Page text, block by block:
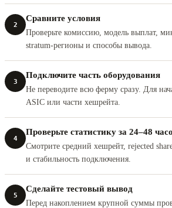
2
Сравните условия
Проверьте комиссию, модель выплат,
stratum-регионы и способы вывода.
3
Подключите часть оборудования
Не переводите всю ферму сразу. Для
ASIC или части хешрейта.
4
Проверьте статистику за 24–48
Смотрите средний хешрейт, rejected
и стабильность подключения.
5
Сделайте тестовый вывод
Перед накоплением крупной суммы